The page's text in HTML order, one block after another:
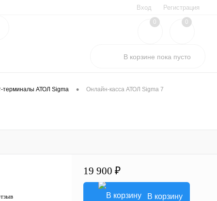
Вход Регистрация
0 0
В корзине пока пусто
терминалы АТОЛ Sigma • Онлайн-касса АТОЛ Sigma 7
19 900 ₽
В корзину